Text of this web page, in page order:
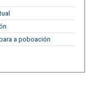
a poboación